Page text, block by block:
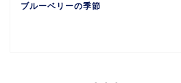
ブルーベリーの季節